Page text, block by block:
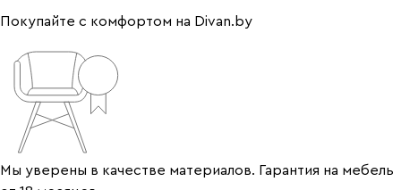
Покупайте с комфортом на Divan.by
Мы уверены в качестве материалов. Гарантия на мебель